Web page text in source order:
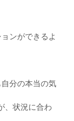
ンができるよ
分の本当の気
、状況に合わ